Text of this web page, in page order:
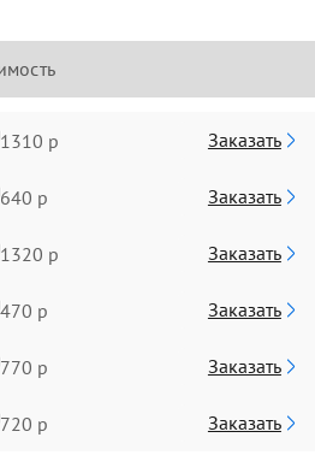
1310 р Заказать
640 р Заказать
1320 р Заказать
470 р Заказать
770 р Заказать
720 р Заказать